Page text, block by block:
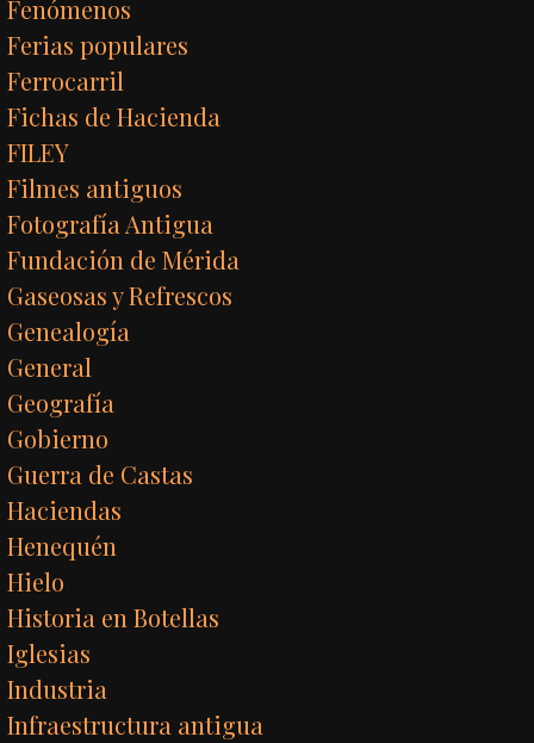
Fenómenos
Ferias populares
Ferrocarril
Fichas de Hacienda
FILEY
Filmes antiguos
Fotografía Antigua
Fundación de Mérida
Gaseosas y Refrescos
Genealogía
General
Geografía
Gobierno
Guerra de Castas
Haciendas
Henequén
Hielo
Historia en Botellas
Iglesias
Industria
Infraestructura antigua